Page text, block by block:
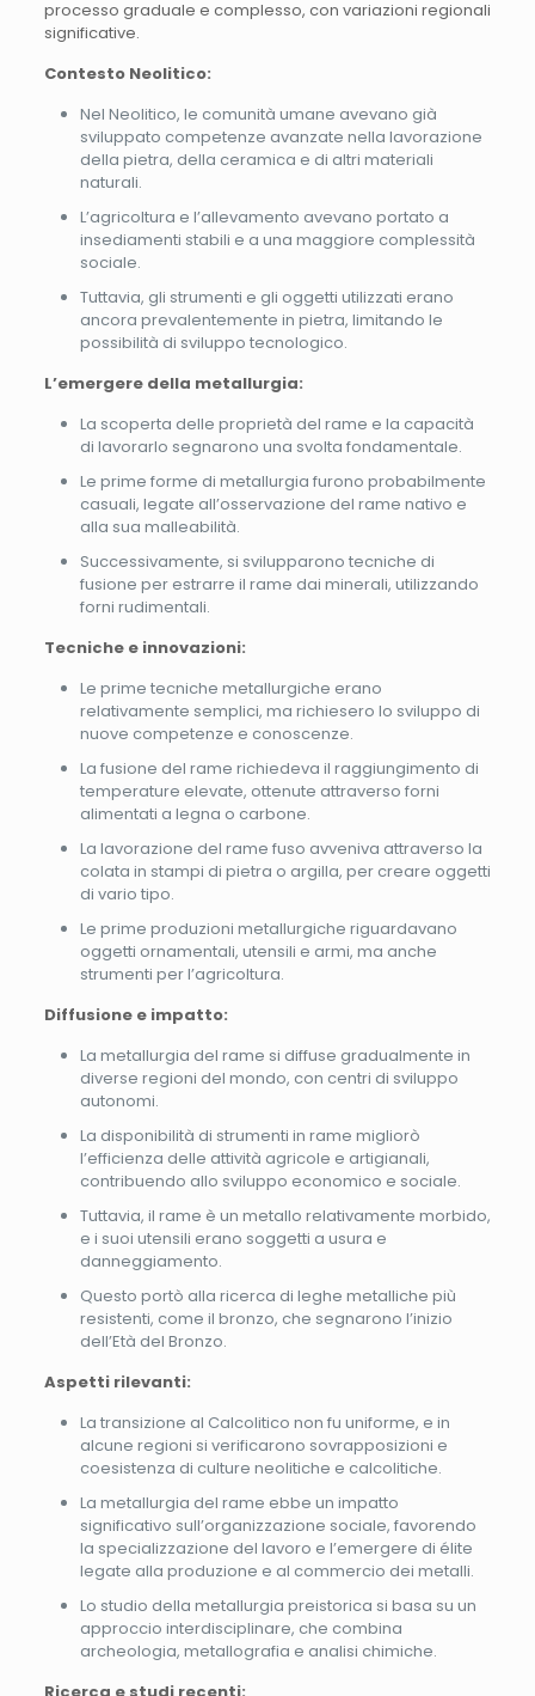
processo graduale e complesso, con variazioni regionali
significative.
Contesto Neolitico:
Nel Neolitico, le comunità umane avevano già
sviluppato competenze avanzate nella lavorazione
della pietra, della ceramica e di altri materiali
naturali.
L’agricoltura e l’allevamento avevano portato a
insediamenti stabili e a una maggiore complessità
sociale.
Tuttavia, gli strumenti e gli oggetti utilizzati erano
ancora prevalentemente in pietra, limitando le
possibilità di sviluppo tecnologico.
L’emergere della metallurgia:
La scoperta delle proprietà del rame e la capacità
di lavorarlo segnarono una svolta fondamentale.
Le prime forme di metallurgia furono probabilmente
casuali, legate all’osservazione del rame nativo e
alla sua malleabilità.
Successivamente, si svilupparono tecniche di
fusione per estrarre il rame dai minerali, utilizzando
forni rudimentali.
Tecniche e innovazioni:
Le prime tecniche metallurgiche erano
relativamente semplici, ma richiesero lo sviluppo di
nuove competenze e conoscenze.
La fusione del rame richiedeva il raggiungimento di
temperature elevate, ottenute attraverso forni
alimentati a legna o carbone.
La lavorazione del rame fuso avveniva attraverso la
colata in stampi di pietra o argilla, per creare oggetti
di vario tipo.
Le prime produzioni metallurgiche riguardavano
oggetti ornamentali, utensili e armi, ma anche
strumenti per l’agricoltura.
Diffusione e impatto:
La metallurgia del rame si diffuse gradualmente in
diverse regioni del mondo, con centri di sviluppo
autonomi.
La disponibilità di strumenti in rame migliorò
l’efficienza delle attività agricole e artigianali,
contribuendo allo sviluppo economico e sociale.
Tuttavia, il rame è un metallo relativamente morbido,
e i suoi utensili erano soggetti a usura e
danneggiamento.
Questo portò alla ricerca di leghe metalliche più
resistenti, come il bronzo, che segnarono l’inizio
dell’Età del Bronzo.
Aspetti rilevanti:
La transizione al Calcolitico non fu uniforme, e in
alcune regioni si verificarono sovrapposizioni e
coesistenza di culture neolitiche e calcolitiche.
La metallurgia del rame ebbe un impatto
significativo sull’organizzazione sociale, favorendo
la specializzazione del lavoro e l’emergere di élite
legate alla produzione e al commercio dei metalli.
Lo studio della metallurgia preistorica si basa su un
approccio interdisciplinare, che combina
archeologia, metallografia e analisi chimiche.
Ricerca e studi recenti: